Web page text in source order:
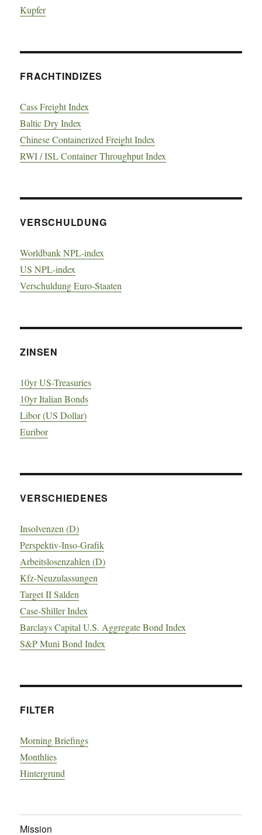
Kupfer
FRACHTINDIZES
Cass Freight Index
Baltic Dry Index
Chinese Containerized Freight Index
RWI / ISL Container Throughput Index
VERSCHULDUNG
Worldbank NPL-index
US NPL-index
Verschuldung Euro-Staaten
ZINSEN
10yr US-Treasuries
10yr Italian Bonds
Libor (US Dollar)
Euribor
VERSCHIEDENES
Insolvenzen (D)
Perspektiv-Inso-Grafik
Arbeitslosenzahlen (D)
Kfz-Neuzulassungen
Target II Salden
Case-Shiller Index
Barclays Capital U.S. Aggregate Bond Index
S&P Muni Bond Index
FILTER
Morning Briefings
Monthlies
Hintergrund
Mission